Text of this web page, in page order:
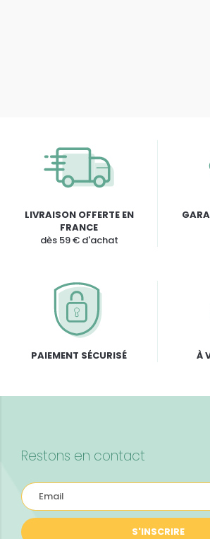
LIVRAISON OFFERTE EN
FRANCE
dès 59 € d'achat
PAIEMENT SÉCURISÉ À
Restons en contact
S'INSCRIRE